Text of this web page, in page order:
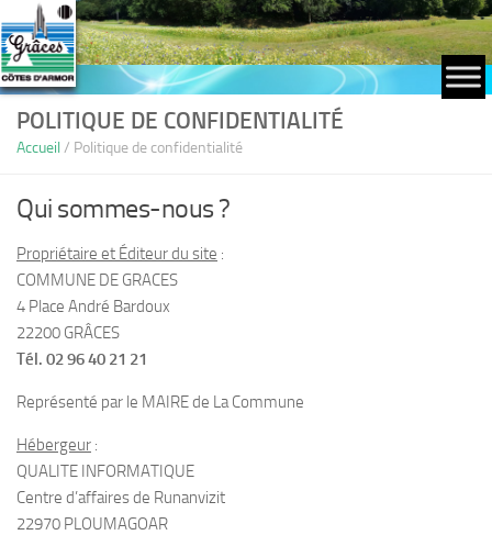
Skip to content
POLITIQUE DE CONFIDENTIALITÉ
Accueil / Politique de confidentialité
Qui sommes-nous ?
Propriétaire et Éditeur du site :
COMMUNE DE GRACES
4 Place André Bardoux
22200 GRÂCES
Tél. 02 96 40 21 21
Représenté par le MAIRE de La Commune
Hébergeur :
QUALITE INFORMATIQUE
Centre d’affaires de Runanvizit
22970 PLOUMAGOAR